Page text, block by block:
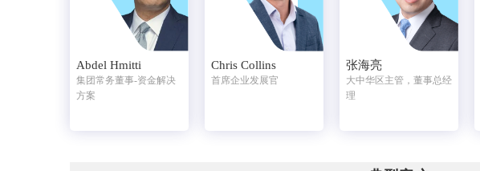
Abdel Hmitti
集团常务董事-资金解决
方案
Chris Collins
首席企业发展官
张海亮
大中华区主管，董事总经
理